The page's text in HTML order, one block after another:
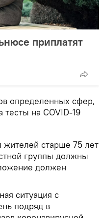
приплатят
определенных сфер,
тесты на COVID-19
жителей старше 75 лет
группы должны
должен
ситуация с
подряд в